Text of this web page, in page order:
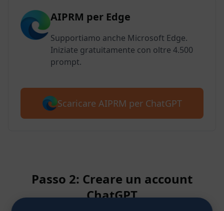
AIPRM per Edge
Supportiamo anche Microsoft Edge.
Iniziate gratuitamente con oltre 4.500
prompt.
Scaricare AIPRM per ChatGPT
Passo 2: Creare un account
ChatGPT